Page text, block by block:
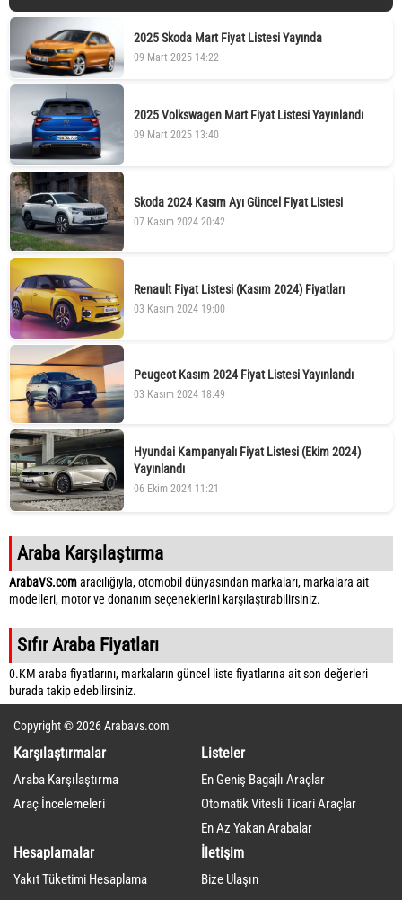
2025 Skoda Mart Fiyat Listesi Yayında
09 Mart 2025 14:22
2025 Volkswagen Mart Fiyat Listesi Yayınlandı
09 Mart 2025 13:40
Skoda 2024 Kasım Ayı Güncel Fiyat Listesi
07 Kasım 2024 20:42
Renault Fiyat Listesi (Kasım 2024) Fiyatları
03 Kasım 2024 19:00
Peugeot Kasım 2024 Fiyat Listesi Yayınlandı
03 Kasım 2024 18:49
Hyundai Kampanyalı Fiyat Listesi (Ekim 2024)
Yayınlandı
06 Ekim 2024 11:21
Araba Karşılaştırma
ArabaVS.comaracılığıyla, otomobil dünyasından markaları, markalara ait
modelleri, motor ve donanım seçeneklerini karşılaştırabilirsiniz.
Sıfır Araba Fiyatları
0.KM araba fiyatlarını, markaların güncel liste fiyatlarına ait son değerleri
burada takip edebilirsiniz.
Copyright © 2026 Arabavs.com
Karşılaştırmalar
Araba Karşılaştırma
Araç İncelemeleri
Listeler
En Geniş Bagajlı Araçlar
Otomatik Vitesli Ticari Araçlar
En Az Yakan Arabalar
Hesaplamalar
Yakıt Tüketimi Hesaplama
İletişim
Bize Ulaşın